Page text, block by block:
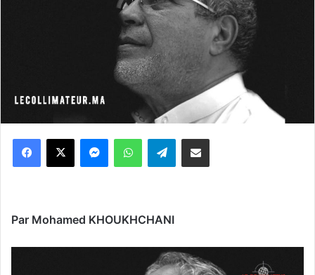
WhatsApp Telegram
Par Mohamed KHOUKHCHANI